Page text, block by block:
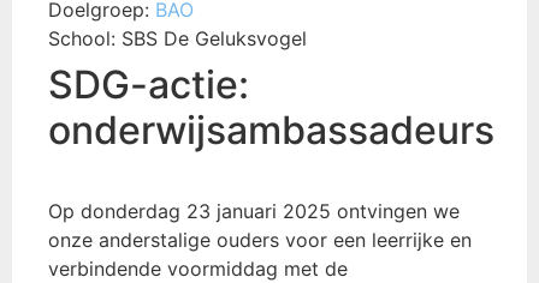
Doelgroep: BAO
School: SBS De Geluksvogel
SDG-actie:
onderwijsambassadeurs
Op donderdag 23 januari 2025 ontvingen we
onze anderstalige ouders voor een leerrijke en
verbindende voormiddag met de